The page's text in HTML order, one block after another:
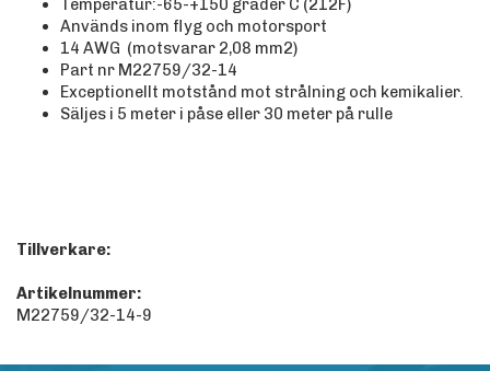
Temperatur:-65-+150 grader C (212F)
Används inom flyg och motorsport
14 AWG (motsvarar 2,08 mm2)
Part nr M22759/32-14
Exceptionellt motstånd mot strålning och kemikalier.
Säljes i 5 meter i påse eller 30 meter på rulle
Tillverkare:
Artikelnummer:
M22759/32-14-9